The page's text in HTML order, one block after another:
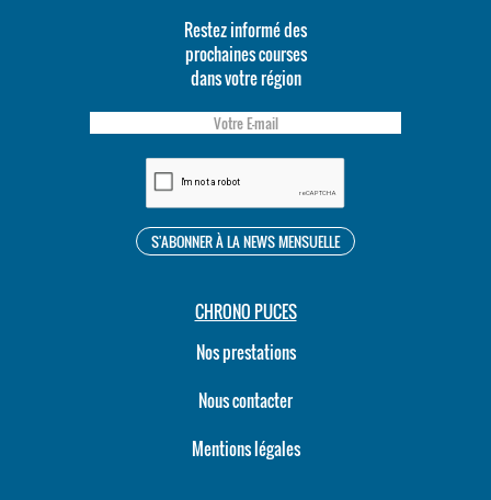
Restez informé des
prochaines courses
dans votre région
CHRONO PUCES
Nos prestations
Nous contacter
Mentions légales